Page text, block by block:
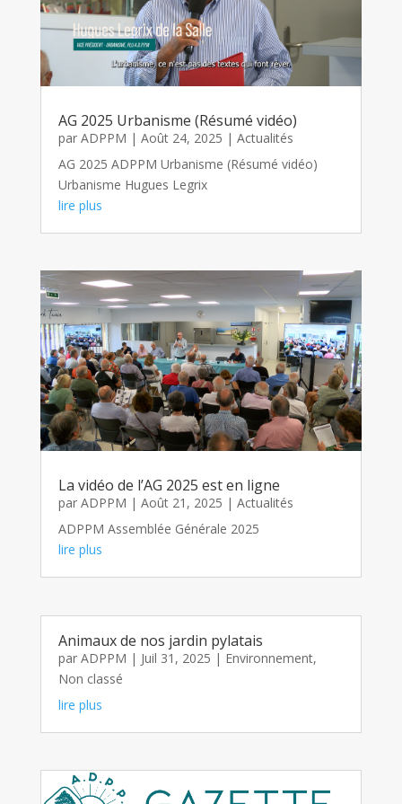
AG 2025 Urbanisme (Résumé vidéo)
par ADPPM | Août 24, 2025 | Actualités
AG 2025 ADPPM Urbanisme (Résumé vidéo)
Urbanisme Hugues Legrix
lire plus
La vidéo de l’AG 2025 est en ligne
par ADPPM | Août 21, 2025 | Actualités
ADPPM Assemblée Générale 2025
lire plus
Animaux de nos jardin pylatais
par ADPPM | Juil 31, 2025 | Environnement,
Non classé
lire plus